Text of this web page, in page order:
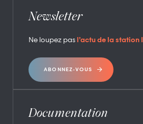
Newsletter
Ne loupez pas l’actu de la station !
ABONNEZ-VOUS
Documentation